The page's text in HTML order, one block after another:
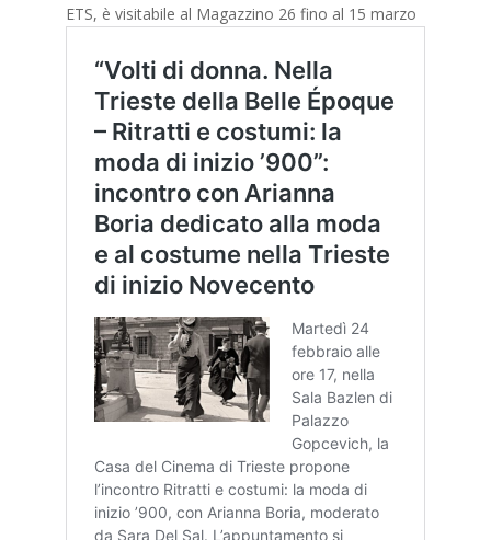
ETS, è visitabile al Magazzino 26 fino al 15 marzo